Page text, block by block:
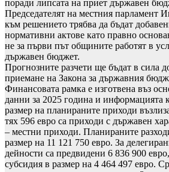
поради липсата на приет държавен
Председателят на местния парламент
към решението трябва да бъдат
нормативни актове като правно
не за първи път общините работят в
държавен бюджет.
Прогнозните разчети ще бъдат в сила
приемане на Закона за държавния
Финансовата рамка е изготвена въз
данни за 2025 година и информацията
размер на планираните приходи
тях 596 евро са приходи с държавен
– местни приходи. Планираните
размер на 11 121 750 евро. За
дейности са предвидени 6 836 900
субсидия в размер на 4 464 497 евро.